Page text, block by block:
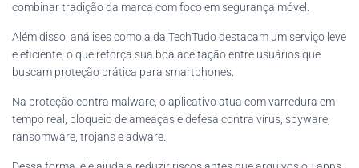
combinar tradição da marca com foco em segurança móvel.
Além disso, análises como a da TechTudo destacam um serviço leve
e eficiente, o que reforça sua boa aceitação entre usuários que
buscam proteção prática para smartphones.
Na proteção contra malware, o aplicativo atua com varredura em
tempo real, bloqueio de ameaças e defesa contra vírus, spyware,
ransomware, trojans e adware.